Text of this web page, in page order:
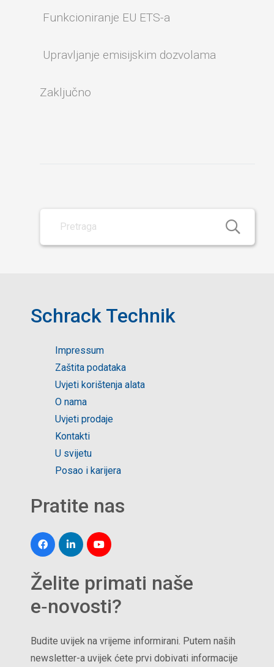
Funkcioniranje EU ETS-a
Upravljanje emisijskim dozvolama
Zaključno
Schrack Technik
Impressum
Zaštita podataka
Uvjeti korištenja alata
O nama
Uvjeti prodaje
Kontakti
U svijetu
Posao i karijera
Pratite nas
Želite primati naše
e‑novosti?
Budite uvijek na vrijeme informirani. Putem naših
newsletter-a uvijek ćete prvi dobivati informacije